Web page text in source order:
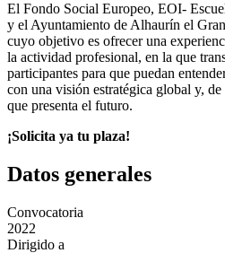
El Fondo Social Europeo, EOI-
y el Ayuntamiento de Alhaurín el
cuyo objetivo es ofrecer una
la actividad profesional, en la que
participantes para que puedan
con una visión estratégica global y,
que presenta el futuro.
¡Solicita ya tu plaza!
Datos generales
Convocatoria
2022
Dirigido a